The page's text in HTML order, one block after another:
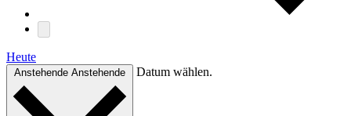
Heute
Anstehende Anstehende Datum wählen.